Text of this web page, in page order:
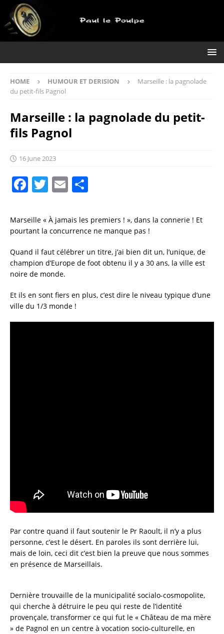
HOME HUMOUR ET DERISION
Marseille : la pagnolade
du petit-fils Pagnol
Marseille : la pagnolade du petit-
fils Pagnol
16 June 2023
F
c
e
b
o
o
k
T
it
te
r
E
ai
l
a
re
Marseille « À jamais les premiers ! », dans la connerie ! Et
pourtant la concurrence ne manque pas !
Quand il faut célébrer un titre, j’ai bien dit un, l’unique, de
champion d’Europe de foot obtenu il y a 30 ans, la ville est
noire de monde.
Et ils en sont fiers en plus, c’est dire le niveau typique d’une
ville du 1/3 monde !
Par contre quand il faut soutenir le Pr Raoult, il n’y a plus
personne, c’est le désert. En paroles ils sont derrière lui,
mais de loin, ceci dit c’est bien la preuve que nous sommes
en présence de Marseillais.
Dernière trouvaille de la municipalité socialo-cosmopolite,
qui cherche à détruire le peu qui reste de l’identité
provençale, transformer ce qui fut le « Château de ma mère
» de Pagnol en un centre à vocation socio-culturelle, en